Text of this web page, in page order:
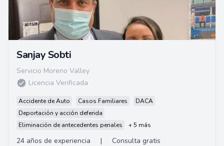
Sanjay Sobti
Servicio Moreno Valley
Licencia Verificada
Accidente de Auto Casos Familiares
DACA
Deportación y acción deferida
Eliminación de antecedentes penales
+ 5 más
24 años de experiencia |
Consulta gratis